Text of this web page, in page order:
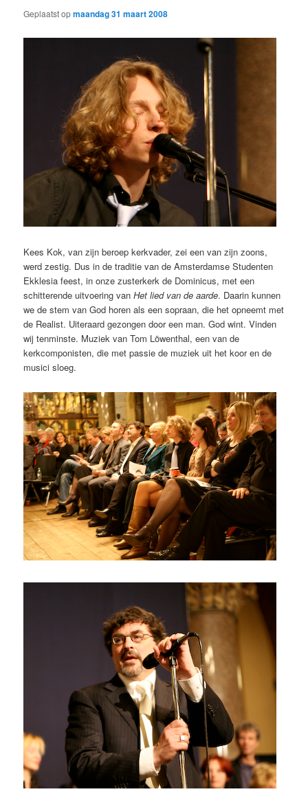
Geplaatst opmaandag 31 maart 2008
Kees Kok, van zijn beroep kerkvader, zei een van zijn zoons,
werd zestig. Dus in de traditie van de Amsterdamse Studenten
Ekklesia feest, in onze zusterkerk de Dominicus, met een
schitterende uitvoering vanHet lied van de aarde. Daarin kunnen
we de stem van God horen als een sopraan, die het opneemt met
de Realist. Uiteraard gezongen door een man. God wint. Vinden
wij tenminste. Muziek van Tom Löwenthal, een van de
kerkcomponisten, die met passie de muziek uit het koor en de
musici sloeg.